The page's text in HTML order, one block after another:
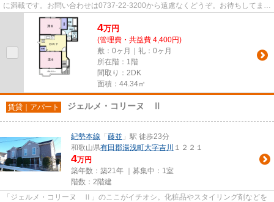
に満載です。お問い合わせは0737-22-3200から遠慮なくどうぞ。お待ちしてま
4万円
(管理費・共益費 4,400円)
敷：0ヶ月｜礼：0ヶ月
所在階：1階
間取り：2DK
面積：44.34㎡
賃貸｜アパート ジェルメ・コリーヌ Ⅱ
紀勢本線 「 藤並 」駅 徒歩23分
和歌山県有田郡湯浅町大字吉川 １２２１
4万円
築年数：築21年 ｜募集中： 1室
階数：2階建
「ジェルメ・コリーヌ Ⅱ」のここがイチオシ。化粧品やスタイリング剤などを